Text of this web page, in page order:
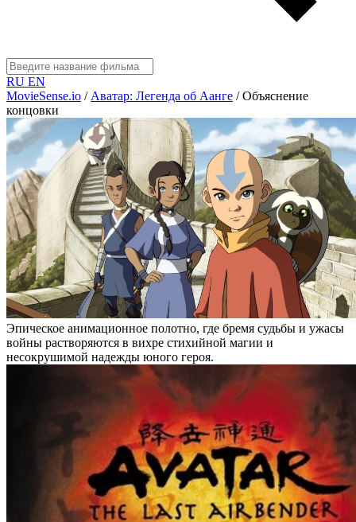
RU EN
MovieSense.io / Аватар: Легенда об Аанге / Объяснение
концовки
Эпическое анимационное полотно, где бремя судьбы и ужасы
войны растворяются в вихре стихийной магии и
несокрушимой надежды юного героя.